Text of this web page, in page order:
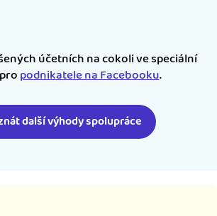
účetních na cokoli ve speciální
podnikatele na Facebooku.
další výhody spolupráce